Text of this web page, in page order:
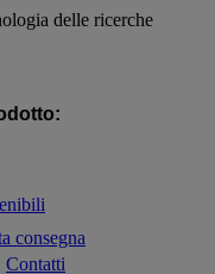
delle ricerche
consegna
Contatti